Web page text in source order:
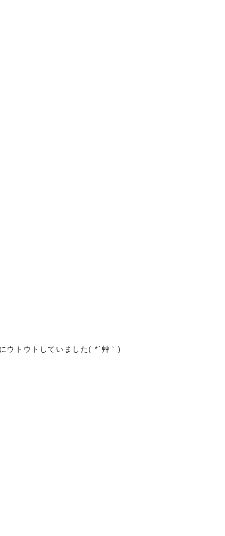
ウトウトしていました( *´艸｀)